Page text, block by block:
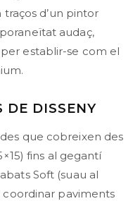
traços d’un pintor
audaç,
establir-se com el
DE DISSENY
que cobreixen des
fins al gegantí
Soft (suau al
paviments